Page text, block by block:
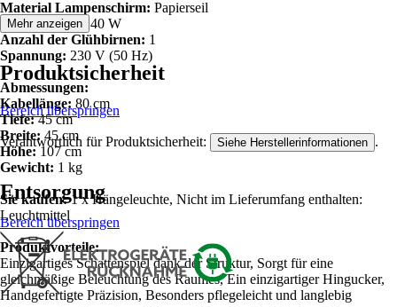
Material Lampenschirm: Papierseil
Fassung:Max. 40 W
Anzahl der Glühbirnen: 1
Spannung: 230 V (50 Hz)
Abmessungen:
Kabellänge: 80 cm
Tiefe:45 cm
Breite: 45 cm
Höhe:107 cm
Gewicht: 1 kg
Sie kaufen:1 x Hängeleuchte, Nicht im Lieferumfang enthalten:
Leuchtmittel
Produktvorteile:
Einzigartiges Schattenspiel dank der Struktur, Sorgt für eine
gleichmäßige Beleuchtung des Raumes, Ein einzigartiger Hingucker,
Handgefertigte Präzision, Besonders pflegeleicht und langlebig
Mehr anzeigen
Produktsicherheit
Bereich überspringen
Verantwortlich für Produktsicherheit: Siehe Herstellerinformationen .
Entsorgung
Bereich überspringen